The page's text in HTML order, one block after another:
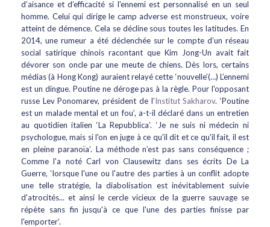
d’aisance et d’efficacité si l'ennemi est personnalisé en un seul
homme. Celui qui dirige le camp adverse est monstrueux, voire
atteint de démence. Cela se décline sous toutes les latitudes. En
2014, une rumeur a été déclenchée sur le compte d’un réseau
social satirique chinois racontant que Kim Jong-Un avait fait
dévorer son oncle par une meute de chiens. Dès lors, certains
médias (à Hong Kong) auraient relayé cette ‘nouvelle’(…) L’ennemi
est un dingue. Poutine ne déroge pas à la règle. Pour l'opposant
russe Lev Ponomarev, président de l’Institut Sakharov. ‘Poutine
est un malade mental et un fou’, a-t-il déclaré dans un entretien
au quotidien italien ‘La Repubblica’. ‘Je ne suis ni médecin ni
psychologue, mais si l'on en juge à ce qu'il dit et ce qu'il fait, il est
en pleine paranoïa’. La méthode n’est pas sans conséquence ;
Comme l'a noté Carl von Clausewitz dans ses écrits De La
Guerre, ‘lorsque l'une ou l'autre des parties à un conflit adopte
une telle stratégie, la diabolisation est inévitablement suivie
d'atrocités... et ainsi le cercle vicieux de la guerre sauvage se
répète sans fin jusqu'à ce que l'une des parties finisse par
l'emporter’.